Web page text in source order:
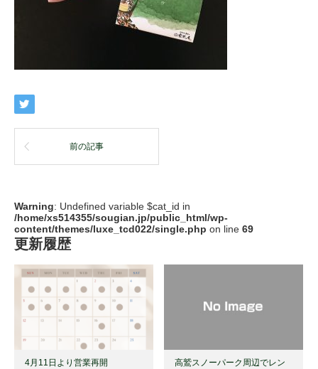
前の記事
Warning: Undefined variable $cat_id in
/home/xs514355/sougian.jp/public_html/wp-
content/themes/luxe_tcd022/single.php on line 69
更新履歴
4月11日より営業再開
高鷲スノーパーク周辺でレン